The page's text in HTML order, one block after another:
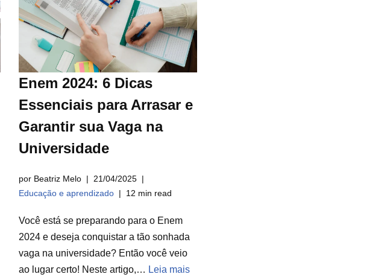
Enem 2024: 6 Dicas
Essenciais para Arrasar e
Garantir sua Vaga na
Universidade
por Beatriz Melo
21/04/2025
Educação e aprendizado
12 min read
Você está se preparando para o Enem
2024 e deseja conquistar a tão sonhada
vaga na universidade? Então você veio
ao lugar certo! Neste artigo,… Leia mais